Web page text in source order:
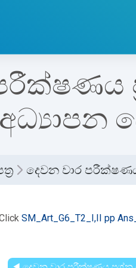
දෙවන වාර
SM_Art_G6_T2_I,II pp